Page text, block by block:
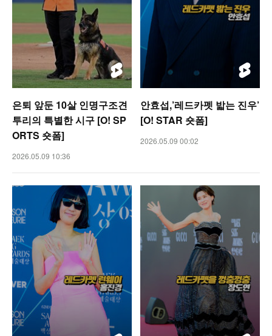
은퇴 앞둔 10살 인명구조견
투리의 특별한 시구 [O! SP
ORTS 숏폼]
2026.05.09 10:36
안효섭,’레드카펫 밟는 진우’
[O! STAR 숏폼]
2026.05.09 00:02